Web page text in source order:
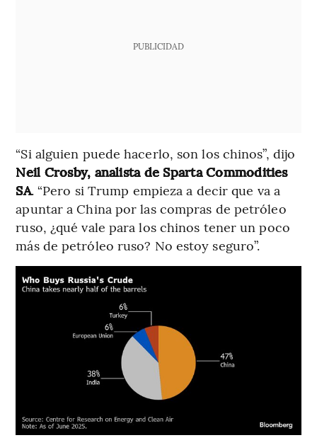
PUBLICIDAD
“Si alguien puede hacerlo, son los chinos”, dijo
Neil Crosby, analista de Sparta Commodities
SA. “Pero si Trump empieza a decir que va a
apuntar a China por las compras de petróleo
ruso, ¿qué vale para los chinos tener un poco
más de petróleo ruso? No estoy seguro”.